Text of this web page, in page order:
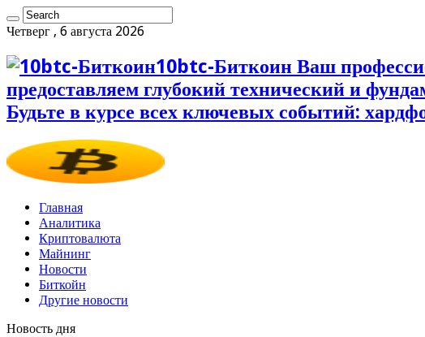
Четверг , 6 августа 2026
10btc-Биткоин Ваш
предоставляем глубокий технический и
Будьте в курсе всех ключевых событий:
Главная
Аналитика
Криптовалюта
Майнинг
Новости
Биткойн
Другие новости
Новость дня